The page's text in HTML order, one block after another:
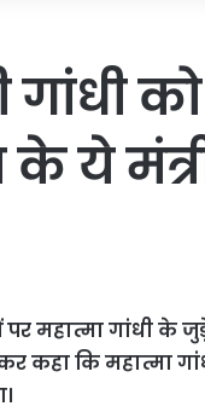
के ये
महात्मा गांधी के
कहा कि महात्मा